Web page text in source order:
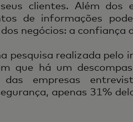
clientes. Além dos
de informações
negócios: a confiança
pesquisa realizada
que há um
empresas
apenas 31%